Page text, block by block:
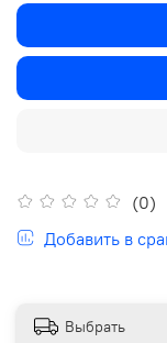
(0)
Добавить в
Выбрать